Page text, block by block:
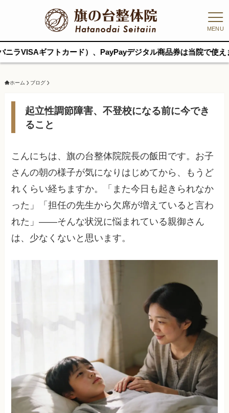
MENU
カード）、PayPayデジタル商品券は当院で使えます｜他の支払
ホーム ブログ
起立性調節障害、不登校になる前に今でき
ること
こんにちは、旗の台整体院院長の飯田です。お子
さんの朝の様子が気になりはじめてから、もうど
れくらい経ちますか。「また今日も起きられなか
った」「担任の先生から欠席が増えていると言わ
れた」——そんな状況に悩まれている親御さん
は、少なくないと思います。